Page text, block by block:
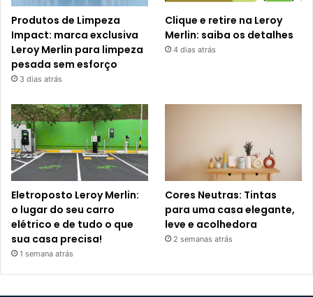
Produtos de Limpeza
Impact: marca exclusiva
Leroy Merlin para limpeza
pesada sem esforço
3 dias atrás
Clique e retire na Leroy
Merlin: saiba os detalhes
4 dias atrás
Eletroposto Leroy Merlin:
o lugar do seu carro
elétrico e de tudo o que
sua casa precisa!
1 semana atrás
Cores Neutras: Tintas
para uma casa elegante,
leve e acolhedora
2 semanas atrás